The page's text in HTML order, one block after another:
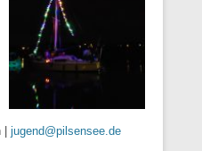
| jugend@pilsensee.de